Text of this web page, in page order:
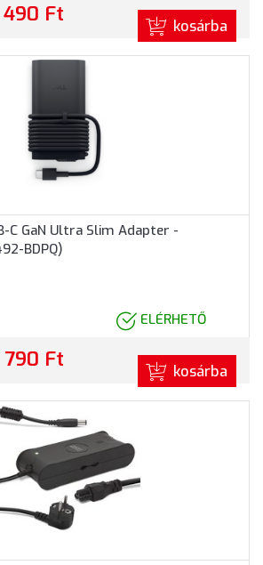
490 Ft kosárba
C GaN Ultra Slim Adapter -
BDPQ)
ELÉRHETŐ
790 Ft kosárba